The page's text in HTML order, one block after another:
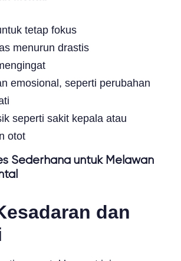
tetap fokus
menurun drastis
emosional, seperti perubahan
seperti sakit kepala atau
otot
Sederhana untuk Melawan
dan